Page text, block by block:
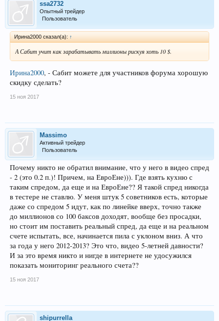
ssa2732
Опытный трейдер
Пользователь
Ирина2000 сказал(а): ↑
А Сабит учит как зарабатывать миллионы рискуя хоть 10 $.
Ирина2000, - Сабит можете для участников форума хорошую
скидку сделать?
15 ноя 2017
Massimo
Активный трейдер
Пользователь
Почему никто не обратил внимание, что у него в видео спред
- 2 (это 0.2 п.)! Причем, на ЕвроЕне))). Где взять кухню с
таким спредом, да еще и на ЕвроЕне?? Я такой спред никогда
в тестере не ставлю. У меня штук 5 советников есть, которые
даже со спредом 5 идут, как по линейке вверх, точно также
до миллионов со 100 баксов доходят, вообще без просадки,
но стоит им поставить реальный спред, да еще и на реальном
счете испытать, все, начинается пила с уклоном вниз. А что
за года у него 2012-2013? Это что, видео 5-летней давности?
И за это время никто и нигде в интернете не удосужился
показать мониторинг реального счета??
15 ноя 2017
shipurrella